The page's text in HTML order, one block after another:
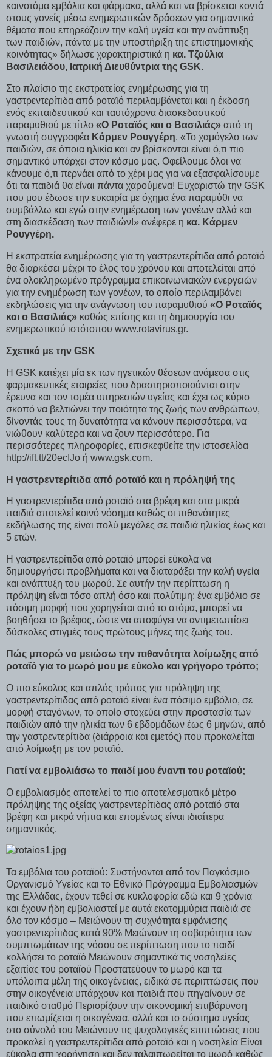
καινοτόμα εμβόλια και φάρμακα, αλλά και να βρίσκεται κοντά
στους γονείς μέσω ενημερωτικών δράσεων για σημαντικά
θέματα που επηρεάζουν την καλή υγεία και την ανάπτυξη
των παιδιών, πάντα με την υποστήριξη της επιστημονικής
κοινότητας» δήλωσε χαρακτηριστικά η κα. Τζούλια
Βασιλειάδου, Ιατρική Διευθύντρια της GSK.
Στο πλαίσιο της εκστρατείας ενημέρωσης για τη
γαστρεντερίτιδα από ροταϊό περιλαμβάνεται και η έκδοση
ενός εκπαιδευτικού και ταυτόχρονα διασκεδαστικού
παραμυθιού με τίτλο «Ο Ροταϊός και ο Βασιλιάς» από τη
γνωστή συγγραφέα Κάρμεν Ρουγγέρη. «Το χαμόγελο των
παιδιών, σε όποια ηλικία και αν βρίσκονται είναι ό,τι πιο
σημαντικό υπάρχει στον κόσμο μας. Οφείλουμε όλοι να
κάνουμε ό,τι περνάει από το χέρι μας για να εξασφαλίσουμε
ότι τα παιδιά θα είναι πάντα χαρούμενα! Ευχαριστώ την GSK
που μου έδωσε την ευκαιρία με όχημα ένα παραμύθι να
συμβάλλω και εγώ στην ενημέρωση των γονέων αλλά και
στη διασκέδαση των παιδιών!» ανέφερε η κα. Κάρμεν
Ρουγγέρη.
Η εκστρατεία ενημέρωσης για τη γαστρεντερίτιδα από ροταϊό
θα διαρκέσει μέχρι το έλος του χρόνου και αποτελείται από
ένα ολοκληρωμένο πρόγραμμα επικοινωνιακών ενεργειών
για την ενημέρωση των γονέων, το οποίο περιλαμβάνει
εκδηλώσεις για την ανάγνωση του παραμυθιού «Ο Ροταϊός
και ο Βασιλιάς» καθώς επίσης και τη δημιουργία του
ενημερωτικού ιστότοπου www.rotavirus.gr.
Σχετικά με την GSK
H GSK κατέχει μία εκ των ηγετικών θέσεων ανάμεσα στις
φαρμακευτικές εταιρείες που δραστηριοποιούνται στην
έρευνα και τον τομέα υπηρεσιών υγείας και έχει ως κύριο
σκοπό να βελτιώνει την ποιότητα της ζωής των ανθρώπων,
δίνοντάς τους τη δυνατότητα να κάνουν περισσότερα, να
νιώθουν καλύτερα και να ζουν περισσότερο. Για
περισσότερες πληροφορίες, επισκεφθείτε την ιστοσελίδα
http://ift.tt/20ecIJo ή www.gsk.com.
Η γαστρεντερίτιδα από ροταϊό και η πρόληψή της
H γαστρεντερίτιδα από ροταϊό στα βρέφη και στα μικρά
παιδιά αποτελεί κοινό νόσημα καθώς οι πιθανότητες
εκδήλωσης της είναι πολύ μεγάλες σε παιδιά ηλικίας έως και
5 ετών.
Η γαστρεντερίτιδα από ροταϊό μπορεί εύκολα να
δημιουργήσει προβλήματα και να διαταράξει την καλή υγεία
και ανάπτυξη του μωρού. Σε αυτήν την περίπτωση η
πρόληψη είναι τόσο απλή όσο και πολύτιμη: ένα εμβόλιο σε
πόσιμη μορφή που χορηγείται από το στόμα, μπορεί να
βοηθήσει το βρέφος, ώστε να αποφύγει να αντιμετωπίσει
δύσκολες στιγμές τους πρώτους μήνες της ζωής του.
Πώς μπορώ να μειώσω την πιθανότητα λοίμωξης από
ροταϊό για το μωρό μου με εύκολο και γρήγορο τρόπο;
Ο πιο εύκολος και απλός τρόπος για πρόληψη της
γαστρεντερίτιδας από ροταϊό είναι ένα πόσιμο εμβόλιο, σε
μορφή σταγόνων, το οποίο στοχεύει στην προστασία των
παιδιών από την ηλικία των 6 εβδομάδων έως 6 μηνών, από
την γαστρεντερίτιδα (διάρροια και εμετός) που προκαλείται
από λοίμωξη με τον ροταϊό.
Γιατί να εμβολιάσω το παιδί μου έναντι του ροταϊού;
Ο εμβολιασμός αποτελεί το πιο αποτελεσματικό μέτρο
πρόληψης της οξείας γαστρεντερίτιδας από ροταϊό στα
βρέφη και μικρά νήπια και επομένως είναι ιδιαίτερα
σημαντικός.
Τα εμβόλια του ροταϊού: Συστήνονται από τον Παγκόσμιο
Οργανισμό Υγείας και το Εθνικό Πρόγραμμα Εμβολιασμών
της Ελλάδας, έχουν τεθεί σε κυκλοφορία εδώ και 9 χρόνια
και έχουν ήδη εμβολιαστεί με αυτά εκατομμύρια παιδιά σε
όλο τον κόσμο – Μειώνουν τη συχνότητα εμφάνισης
γαστρεντερίτιδας κατά 90% Μειώνουν τη σοβαρότητα των
συμπτωμάτων της νόσου σε περίπτωση που το παιδί
κολλήσει το ροταϊό Μειώνουν σημαντικά τις νοσηλείες
εξαιτίας του ροταϊού Προστατεύουν το μωρό και τα
υπόλοιπα μέλη της οικογένειας, ειδικά σε περιπτώσεις που
στην οικογένεια υπάρχουν και παιδιά που πηγαίνουν σε
παιδικό σταθμό Περιορίζουν την οικονομική επιβάρυνση
που επωμίζεται η οικογένεια, αλλά και το σύστημα υγείας
στο σύνολό του Μειώνουν τις ψυχολογικές επιπτώσεις που
προκαλεί η γαστρεντερίτιδα από ροταϊό και η νοσηλεία Είναι
εύκολα στη χορήγηση και δεν ταλαιπωρείται το μωρό καθώς